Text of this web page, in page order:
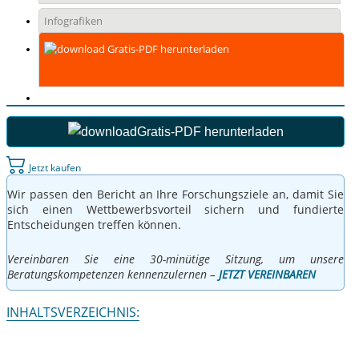
Infografiken
Gratis-PDF herunterladen
Gratis-PDF herunterladen
Jetzt kaufen
Wir passen den Bericht an Ihre Forschungsziele an, damit Sie
sich einen Wettbewerbsvorteil sichern und fundierte
Entscheidungen treffen können.
Vereinbaren Sie eine 30-minütige Sitzung, um unsere
Beratungskompetenzen kennenzulernen – JETZT VEREINBAREN
INHALTSVERZEICHNIS: